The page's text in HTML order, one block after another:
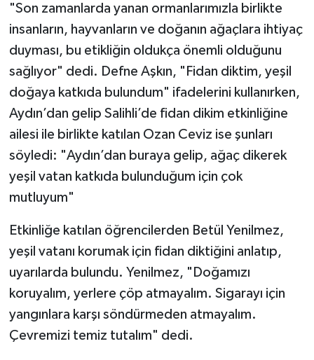
"Son zamanlarda yanan ormanlarımızla birlikte
insanların, hayvanların ve doğanın ağaçlara ihtiyaç
duyması, bu etikliğin oldukça önemli olduğunu
sağlıyor" dedi. Defne Aşkın, "Fidan diktim, yeşil
doğaya katkıda bulundum" ifadelerini kullanırken,
Aydın’dan gelip Salihli’de fidan dikim etkinliğine
ailesi ile birlikte katılan Ozan Ceviz ise şunları
söyledi: "Aydın’dan buraya gelip, ağaç dikerek
yeşil vatan katkıda bulunduğum için çok
mutluyum"
Etkinliğe katılan öğrencilerden Betül Yenilmez,
yeşil vatanı korumak için fidan diktiğini anlatıp,
uyarılarda bulundu. Yenilmez, "Doğamızı
koruyalım, yerlere çöp atmayalım. Sigarayı için
yangınlara karşı söndürmeden atmayalım.
Çevremizi temiz tutalım" dedi.